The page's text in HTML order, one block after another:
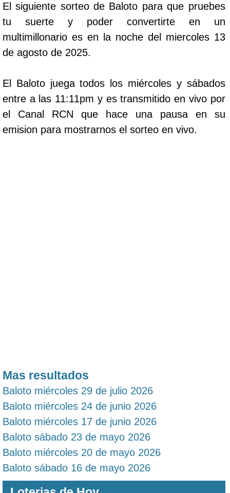
El siguiente sorteo de Baloto para que pruebes
tu suerte y poder convertirte en un
multimillonario es en la noche del miercoles 13
de agosto de 2025.
El Baloto juega todos los miércoles y sábados
entre a las 11:11pm y es transmitido en vivo por
el Canal RCN que hace una pausa en su
emision para mostrarnos el sorteo en vivo.
Mas resultados
Baloto miércoles 29 de julio 2026
Baloto miércoles 24 de junio 2026
Baloto miércoles 17 de junio 2026
Baloto sábado 23 de mayo 2026
Baloto miércoles 20 de mayo 2026
Baloto sábado 16 de mayo 2026